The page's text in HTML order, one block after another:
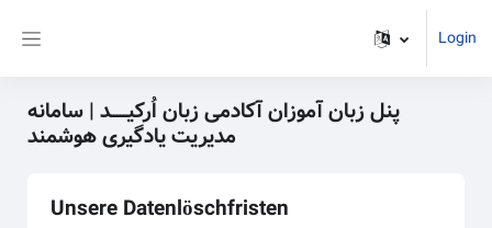
Login
پنل زبان آموزان آکادمی زبان اُرکیـــــد | سامانه
مدیریت یادگیری هوشمند
Unsere Datenlöschfristen